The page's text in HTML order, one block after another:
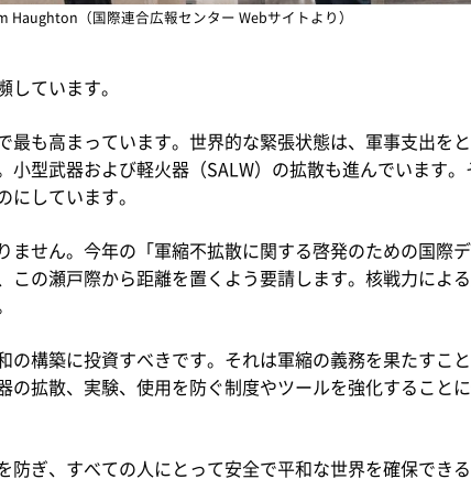
Haughton（国際連合広報センター Webサイトより）
ています。
も高まっています。世界的な緊張状態は、軍事支出を
小型武器および軽火器（SALW）の拡散も進んでいます。
しています。
せん。今年の「軍縮不拡散に関する啓発のための国際デ
この瀬戸際から距離を置くよう要請します。核戦力によ
構築に投資すべきです。それは軍縮の義務を果たすこ
の拡散、実験、使用を防ぐ制度やツールを強化すること
ぎ、すべての人にとって安全で平和な世界を確保でき